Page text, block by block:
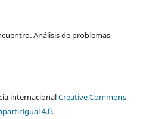
Análisis de problemas
internacionalCreative Commons
4.0.